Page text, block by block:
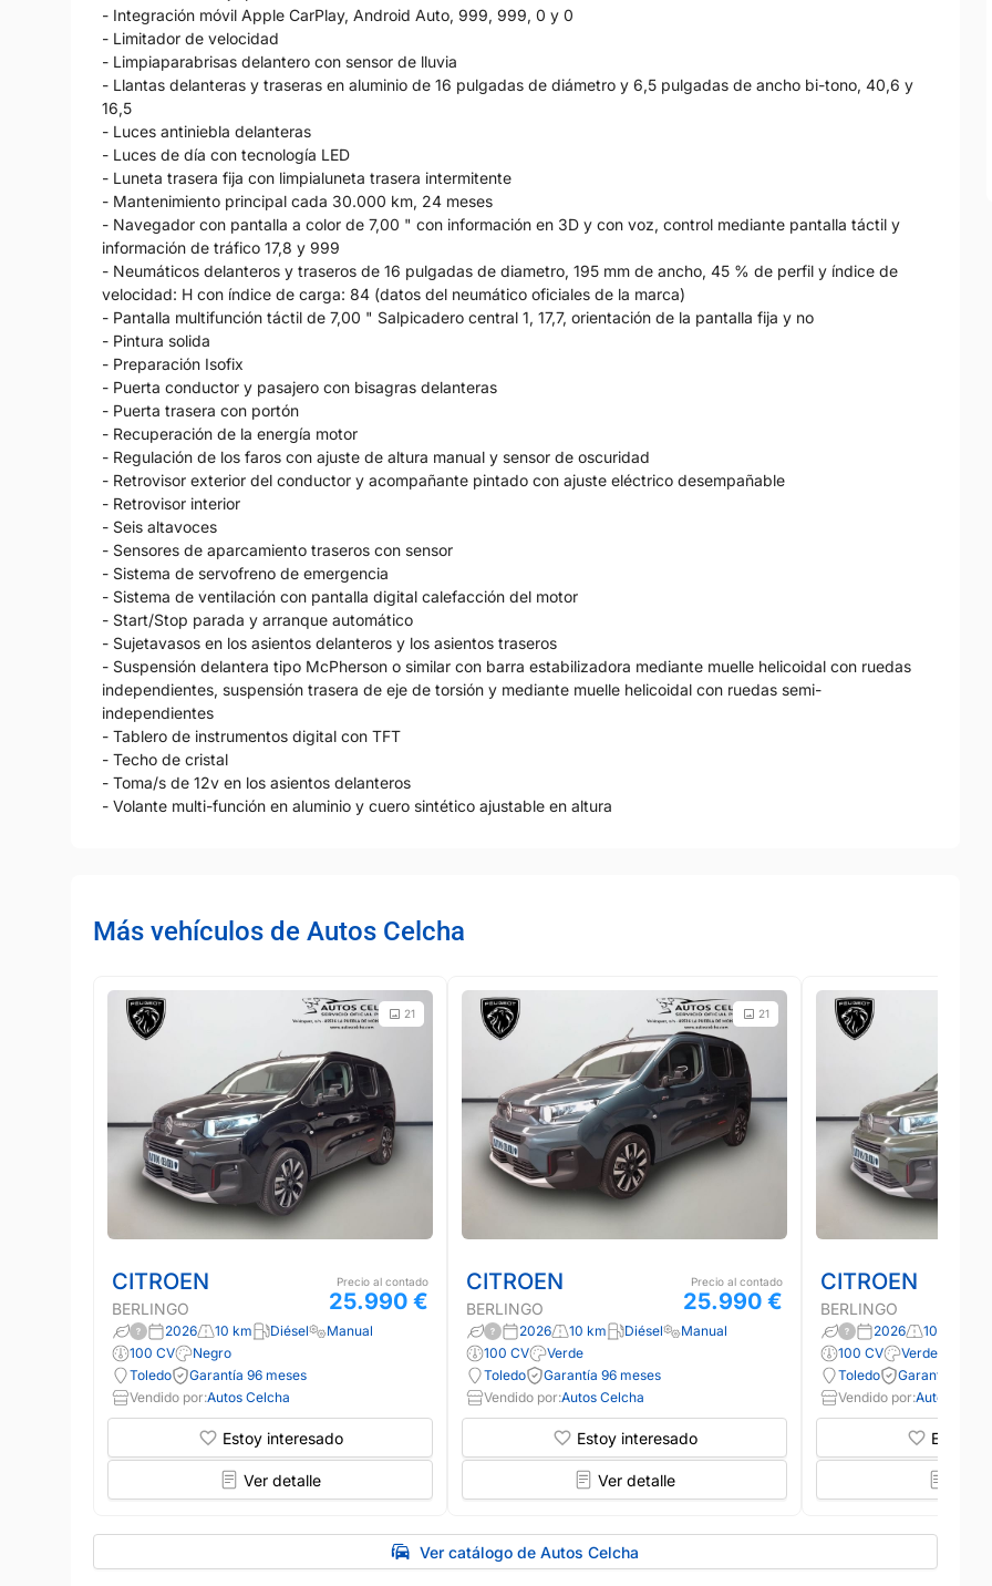
- Integración móvil Apple CarPlay, Android Auto, 999, 999, 0 y 0
- Limitador de velocidad
- Limpiaparabrisas delantero con sensor de lluvia
- Llantas delanteras y traseras en aluminio de 16 pulgadas de diámetro y 6,5 pulgadas de ancho bi-tono, 40,6 y
16,5
- Luces antiniebla delanteras
- Luces de día con tecnología LED
- Luneta trasera fija con limpialuneta trasera intermitente
- Mantenimiento principal cada 30.000 km, 24 meses
- Navegador con pantalla a color de 7,00 " con información en 3D y con voz, control mediante pantalla táctil y
información de tráfico 17,8 y 999
- Neumáticos delanteros y traseros de 16 pulgadas de diametro, 195 mm de ancho, 45 % de perfil y índice de
velocidad: H con índice de carga: 84 (datos del neumático oficiales de la marca)
- Pantalla multifunción táctil de 7,00 " Salpicadero central 1, 17,7, orientación de la pantalla fija y no
- Pintura solida
- Preparación Isofix
- Puerta conductor y pasajero con bisagras delanteras
- Puerta trasera con portón
- Recuperación de la energía motor
- Regulación de los faros con ajuste de altura manual y sensor de oscuridad
- Retrovisor exterior del conductor y acompañante pintado con ajuste eléctrico desempañable
- Retrovisor interior
- Seis altavoces
- Sensores de aparcamiento traseros con sensor
- Sistema de servofreno de emergencia
- Sistema de ventilación con pantalla digital calefacción del motor
- Start/Stop parada y arranque automático
- Sujetavasos en los asientos delanteros y los asientos traseros
- Suspensión delantera tipo McPherson o similar con barra estabilizadora mediante muelle helicoidal con ruedas
independientes, suspensión trasera de eje de torsión y mediante muelle helicoidal con ruedas semi-
independientes
- Tablero de instrumentos digital con TFT
- Techo de cristal
- Toma/s de 12v en los asientos delanteros
- Volante multi-función en aluminio y cuero sintético ajustable en altura
Más vehículos de Autos Celcha
21
CITROEN
BERLINGO
Precio al contado
25.990 €
2026 10 km Diésel
Manual
100 CV
Negro
Toledo
Garantía 96 meses
Vendido por:Autos Celcha
Estoy interesado
Ver detalle
21
CITROEN
BERLINGO
Precio al contado
25.990 €
2026 10 km Diésel
Manual
100 CV
Verde
Toledo
Garantía 96 meses
Vendido por:Autos Celcha
Estoy interesado
Ver detalle
CITROEN
BERLINGO
2026 10 km
100 CV
Verde
Toledo
Garantía 96
Vendido por:Autos Celcha
Estoy
Ver catálogo de Autos Celcha